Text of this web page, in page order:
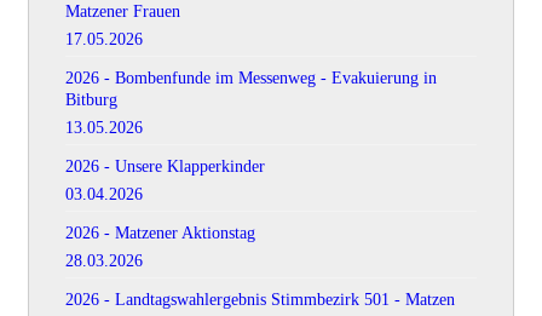
Matzener Frauen
17.05.2026
2026 - Bombenfunde im Messenweg - Evakuierung in
Bitburg
13.05.2026
2026 - Unsere Klapperkinder
03.04.2026
2026 - Matzener Aktionstag
28.03.2026
2026 - Landtagswahlergebnis Stimmbezirk 501 - Matzen